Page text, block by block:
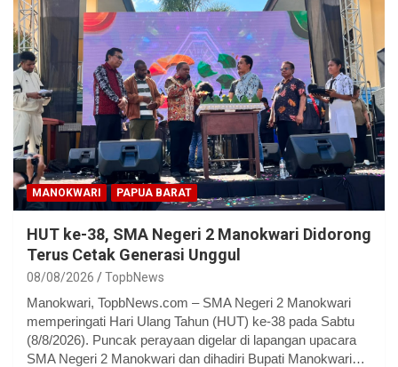
MANOKWARI PAPUA BARAT
HUT ke-38, SMA Negeri 2 Manokwari Didorong
Terus Cetak Generasi Unggul
08/08/2026 TopbNews
Manokwari, TopbNews.com – SMA Negeri 2 Manokwari
memperingati Hari Ulang Tahun (HUT) ke-38 pada Sabtu
(8/8/2026). Puncak perayaan digelar di lapangan upacara
SMA Negeri 2 Manokwari dan dihadiri Bupati Manokwari…